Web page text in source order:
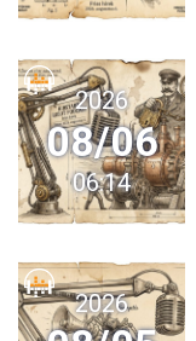
2026
08/06
06:14
2026